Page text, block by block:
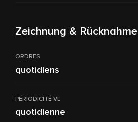
Zeichnung & Rücknahme
ORDRES
quotidiens
PÉRIODICITÉ VL
quotidienne